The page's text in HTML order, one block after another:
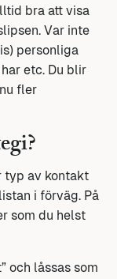
bra att visa
Var inte
personliga
etc. Du blir
fler
typ av kontakt
i förväg. På
som du helst
och låssas som